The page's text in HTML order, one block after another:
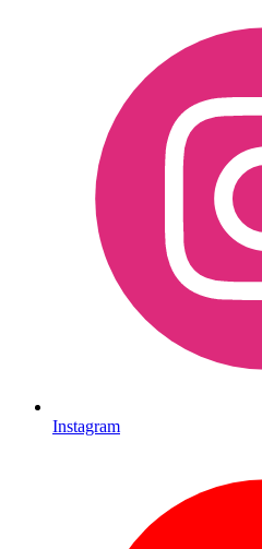
Instagram